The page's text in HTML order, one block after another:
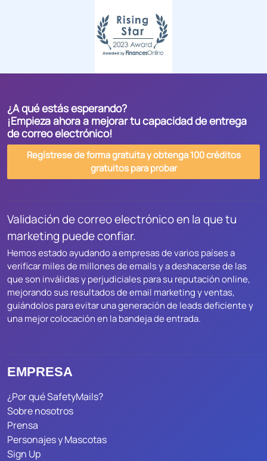
¿A qué estás esperando?
¡Empieza ahora a mejorar tu capacidad de entrega
de correo electrónico!
Regístrese de forma gratuita y obtenga 100 créditos
gratuitos para probar
Validación de correo electrónico en la que tu
marketing puede confiar.
Hemos estado ayudando a empresas de varios países a
verificar miles de millones de emails y a deshacerse de las
que son inválidas y perjudiciales para su reputación online,
mejorando sus resultados de email marketing y ventas,
guiándolos para evitar una generación de leads deficiente y
una mejor colocación en la bandeja de entrada.
EMPRESA
¿Por qué SafetyMails?
Sobre nosotros
Prensa
Personajes y Mascotas
Sign Up